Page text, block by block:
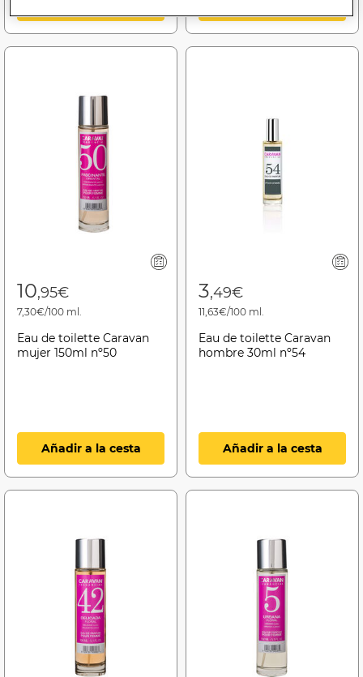
10,95€
7,30€/100 ml.
Eau de toilette Caravan
mujer 150ml nº50
Añadir a la cesta
3,49€
11,63€/100 ml.
Eau de toilette Caravan
hombre 30ml nº54
Añadir a la cesta